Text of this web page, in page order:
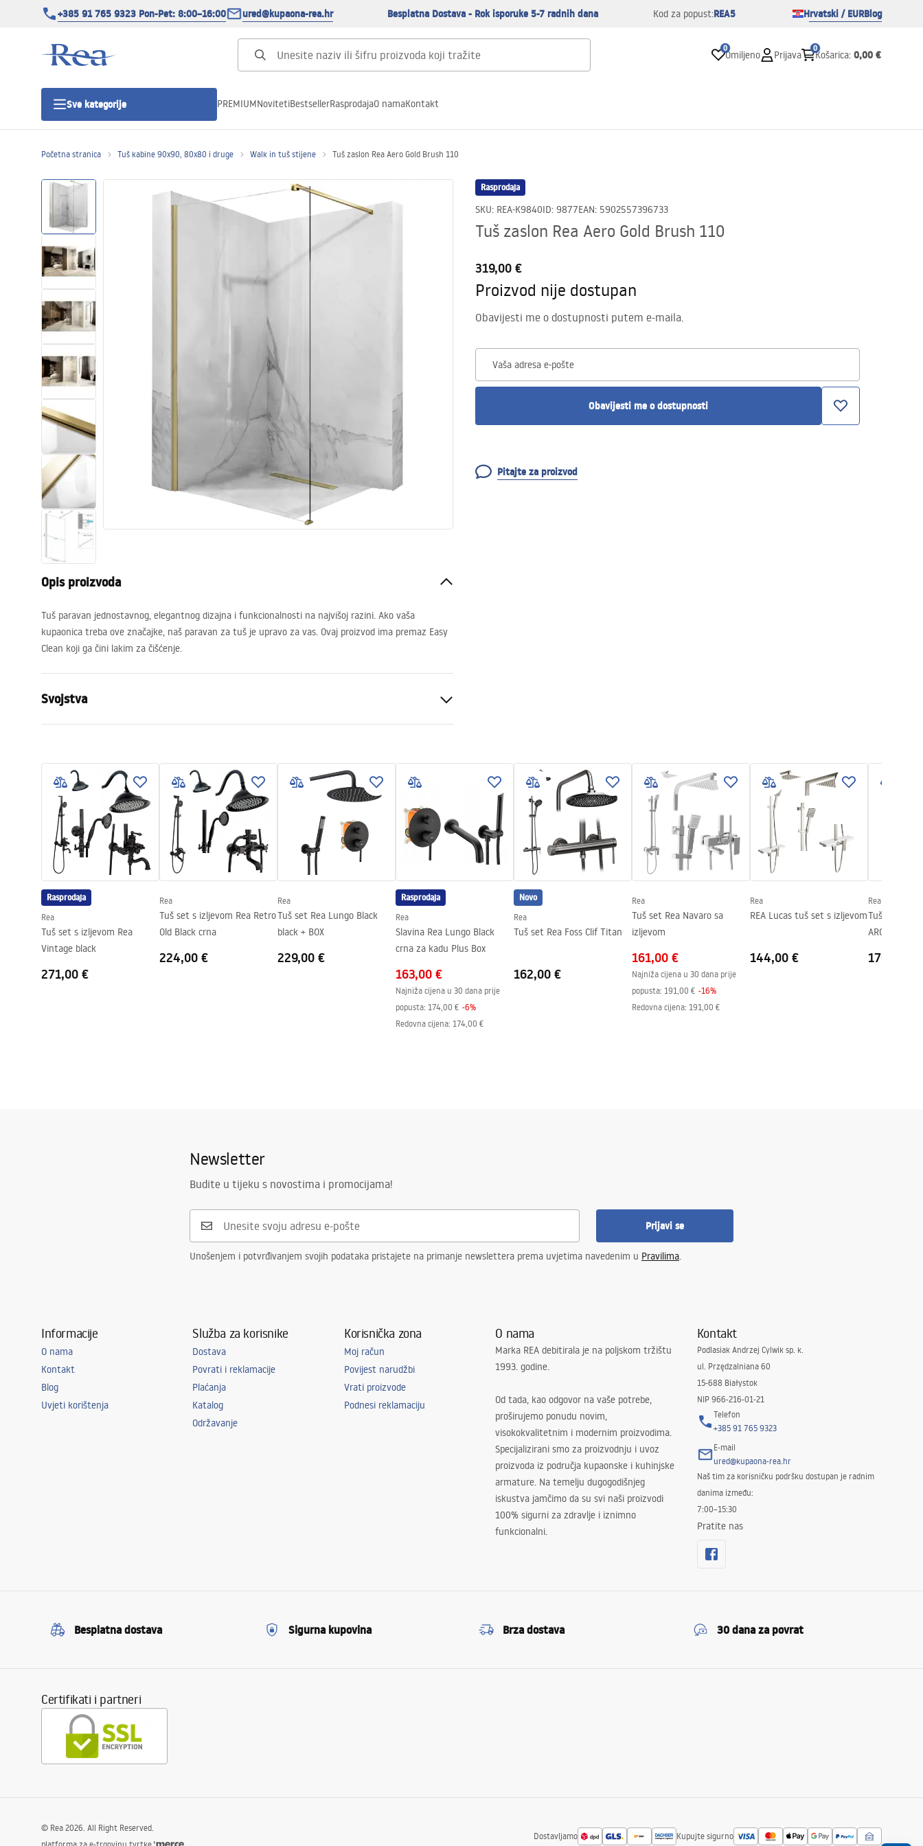
+385 91 765 9323 Pon-Pet: 8:00–16:00 ured@kupaona-rea.hr Besplatna Dostava - Rok isporuke 5-7 radnih dana Kod za popust:REA5 Hrvatski / EURBlog
0
Omiljeno Prijava
0
Košarica: 0,00 €
Sve kategorije
Tuš kade
Tuš Kanalice
WC školjke
Umivaonici
Kade i paravani
Miješalice, pipe, slavine
Kuhinja
PREMIUMNovitetiBestsellerRasprodajaO namaKontakt
Početna stranica Tuš kabine 90x90, 80x80 i druge Walk in tuš stijene Tuš zaslon Rea Aero Gold Brush 110
Rasprodaja
SKU: REA-K9840ID: 9877EAN: 5902557396733
Tuš zaslon Rea Aero Gold Brush 110
319,00 €
Proizvod nije dostupan
Obavijesti me o dostupnosti putem e-maila.
Vaša adresa e-pošte
Obavijesti me o dostupnosti
Pitajte za proizvod
Opis proizvoda
Tuš paravan jednostavnog, elegantnog dizajna i funkcionalnosti na najvišoj razini. Ako vaša
kupaonica treba ove značajke, naš paravan za tuš je upravo za vas. Ovaj proizvod ima premaz Easy
Clean koji ga čini lakim za čišćenje.
Svojstva
Tip kabine
Walk-in
Boja stakla
Transparent 8mm
Seria
Montaža
Na tuš kadi ili podu, Universal right/left
Visina (mm)
1950
Smjer kabine
24 mjeseca
Premaz Easy Clean
Rasprodaja
Rea
Tuš set s izljevom Rea
Vintage black
271,00 €
Rea
Tuš set s izljevom Rea Retro
Old Black crna
224,00 €
Rea
Tuš set Rea Lungo Black
black + BOX
229,00 €
Rasprodaja
Rea
Slavina Rea Lungo Black
crna za kadu Plus Box
163,00 €
Najniža cijena u 30 dana prije
popusta: 174,00 € -6%
Redovna cijena: 174,00 €
Novo
Rea
Tuš set Rea Foss Clif Titan
162,00 €
Rea
Tuš set Rea Navaro sa
izljevom
161,00 €
Najniža cijena u 30 dana prije
popusta: 191,00 € -16%
Redovna cijena: 191,00 €
Rea
REA Lucas tuš set s izljevom
144,00 €
Rea
Tuš set
ARGUS
176,00 €
Newsletter
Budite u tijeku s novostima i promocijama!
Prijavi se
Unošenjem i potvrđivanjem svojih podataka pristajete na primanje newslettera prema uvjetima navedenim u Pravilima.
Informacije
O nama
Kontakt
Blog
Uvjeti korištenja
Služba za korisnike
Dostava
Povrati i reklamacije
Plaćanja
Katalog
Održavanje
Korisnička zona
Moj račun
Povijest narudžbi
Vrati proizvode
Podnesi reklamaciju
O nama
Marka REA debitirala je na poljskom tržištu
1993. godine.
Od tada, kao odgovor na vaše potrebe,
proširujemo ponudu novim,
visokokvalitetnim i modernim proizvodima.
Specijalizirani smo za proizvodnju i uvoz
proizvoda iz područja kupaonske i kuhinjske
armature. Na temelju dugogodišnjeg
iskustva jamčimo da su svi naši proizvodi
100% sigurni za zdravlje i iznimno
funkcionalni.
Kontakt
Podlasiak Andrzej Cylwik sp. k.
ul. Przędzalniana 60
15-688 Białystok
NIP 966-216-01-21
Telefon
+385 91 765 9323
E-mail
ured@kupaona-rea.hr
Naš tim za korisničku podršku dostupan je radnim
danima između:
7:00–15:30
Pratite nas
Besplatna dostava Sigurna kupovina Brza dostava 30 dana za povrat
Certifikati i partneri
Dostavljamo Kupujte sigurno
© Rea 2026. All Right Reserved.